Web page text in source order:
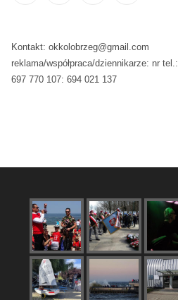
Kontakt: okkolobrzeg@gmail.com
reklama/współpraca/dziennikarze: nr tel.:
697 770 107: 694 021 137